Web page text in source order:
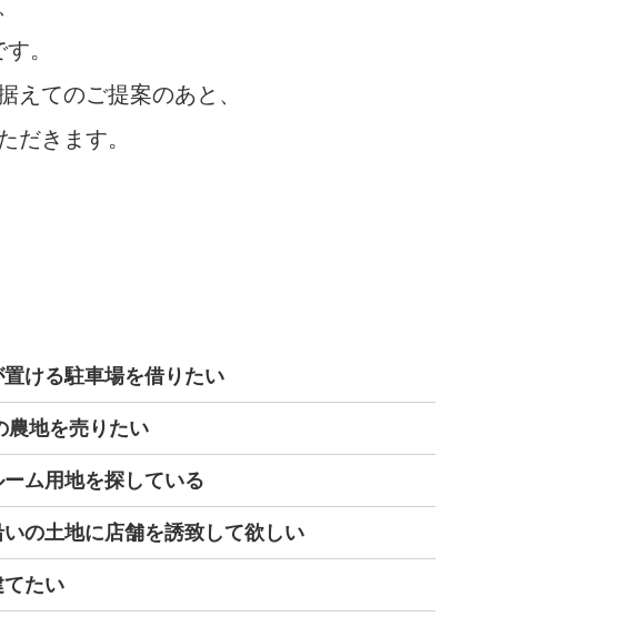
。
えてのご提案のあと、
だきます。
ける駐車場を借りたい
農地を売りたい
ム用地を探している
の土地に店舗を誘致して欲しい
てたい